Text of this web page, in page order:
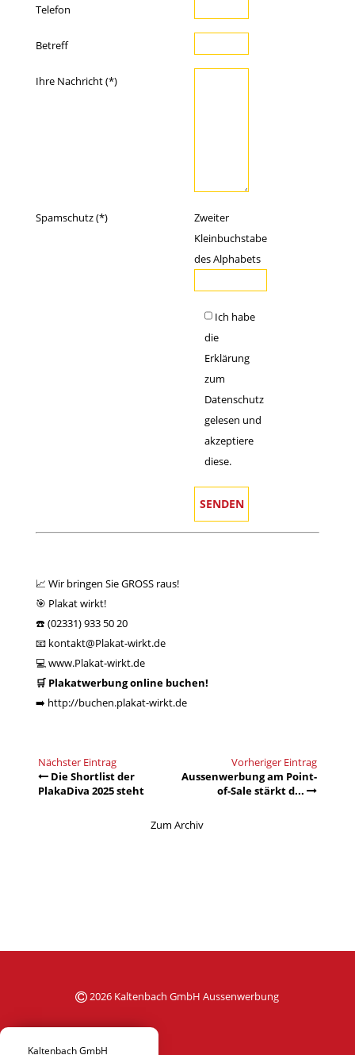
Telefon
Betreff
Ihre Nachricht (*)
Spamschutz (*)
Zweiter
Kleinbuchstabe
des Alphabets
Ich habe
die
Erklärung
zum
Datenschutz
gelesen und
akzeptiere
diese.
📈 Wir bringen Sie GROSS raus!
🎯 Plakat wirkt!
☎️ (02331) 933 50 20
📧 kontakt@Plakat-wirkt.de
💻www.Plakat-wirkt.de
🛒 Plakatwerbung online buchen!
➡️ http://buchen.plakat-wirkt.de
Nächster Eintrag
Die Shortlist der
PlakaDiva 2025 steht
Vorheriger Eintrag
Aussenwerbung am Point-
of-Sale stärkt d...
Zum Archiv
2026 Kaltenbach GmbH Aussenwerbung
Kaltenbach GmbH